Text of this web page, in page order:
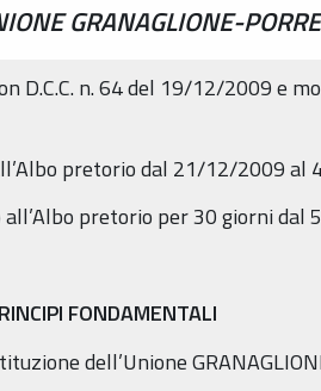
GRANAGLIONE-
D.C.C. n. 64 del 19/12/2009 e
pretorio dal 21/12/2009 al
all’Albo pretorio per 30 giorni
FONDAMENTALI
dell’Unione